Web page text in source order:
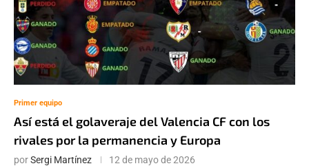
Primer equipo
Así está el golaveraje del Valencia CF con los
rivales por la permanencia y Europa
porSergi Martínez 12 de mayo de 2026